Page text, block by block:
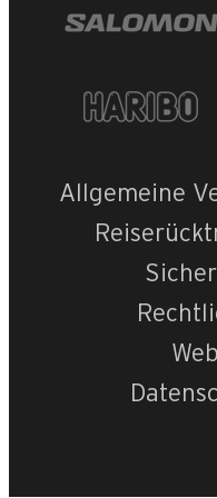
Allgemeine